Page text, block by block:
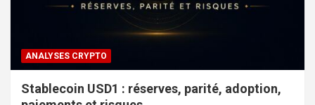
ANALYSES CRYPTO
Stablecoin USD1 : réserves, parité, adoption,